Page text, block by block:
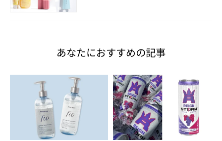
あなたにおすすめの記事